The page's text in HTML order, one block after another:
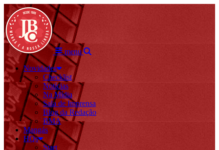
menu
Novidades
Checklist
Notícias
Na Mídia
Sala de Imprensa
Blog da Redação
BMA
Mangás
HQs
Start